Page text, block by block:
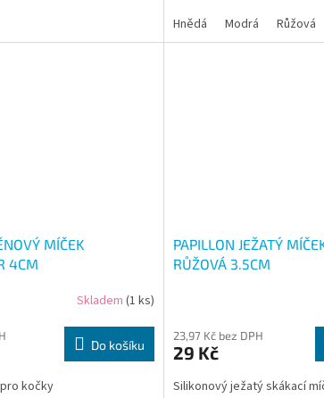
Hnědá
Modrá Růžová
MÍČEK
4CM
Skladem (1 ks)
Do košíku
kočky
PAPILLON JEŽATÝ
RŮŽOVÁ 3.5CM
23,97 Kč bez DPH
29 Kč
Silikonový ježatý skákací